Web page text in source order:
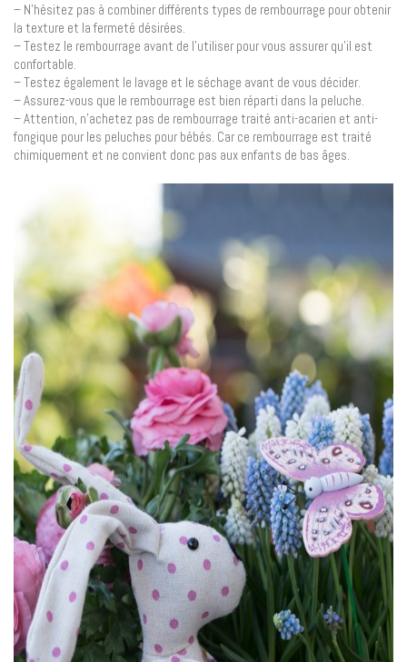
– N’hésitez pas à combiner différents types de rembourrage pour obtenir
la texture et la fermeté désirées.
– Testez le rembourrage avant de l’utiliser pour vous assurer qu’il est
confortable.
– Testez également le lavage et le séchage avant de vous décider.
– Assurez-vous que le rembourrage est bien réparti dans la peluche.
– Attention, n’achetez pas de rembourrage traité anti-acarien et anti-
fongique pour les peluches pour bébés. Car ce rembourrage est traité
chimiquement et ne convient donc pas aux enfants de bas âges.